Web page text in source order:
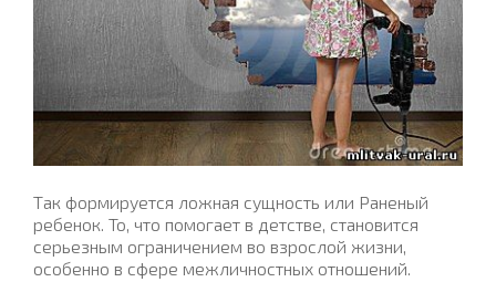
Так формируется ложная сущность или Раненый
ребенок. То, что помогает в детстве, становится
серьезным ограничением во взрослой жизни,
особенно в сфере межличностных отношений.